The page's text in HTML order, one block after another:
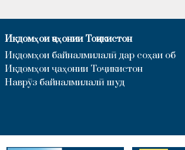
Иқдомҳои ҷаҳонии Тоҷикистон
Иқдомҳои байналмилалӣ дар соҳаи об
Иқдомҳои ҷаҳонии Тоҷикистон
Наврӯз байналмилалӣ шуд